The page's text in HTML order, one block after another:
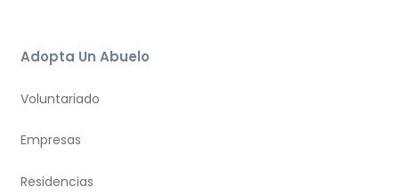
Adopta Un Abuelo
Voluntariado
Empresas
Residencias